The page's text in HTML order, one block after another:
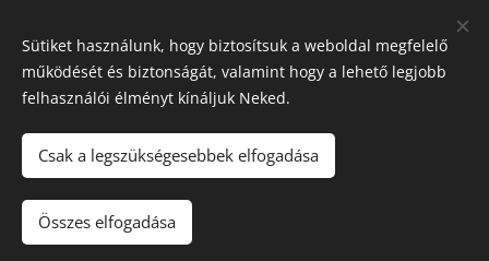
Küldés
Az oldalt a
Sütiket használunk, hogy biztosítsuk a weboldal megfelelő
működését és biztonságát, valamint hogy a lehető legjobb
felhasználói élményt kínáljuk Neked.
Csak a legszükségesebbek elfogadása
Összes elfogadása